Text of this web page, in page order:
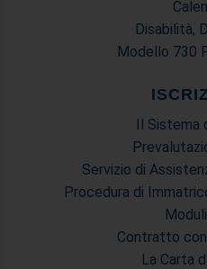
Disabilità,
Modello 730
Il Sistema
Servizio di
Procedura di
Contratto
La Carta